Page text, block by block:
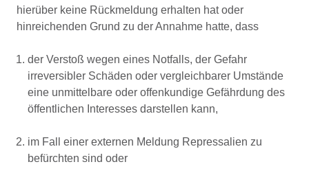
hierüber keine Rückmeldung erhalten hat oder
hinreichenden Grund zu der Annahme hatte, dass
der Verstoß wegen eines Notfalls, der Gefahr
irreversibler Schäden oder vergleichbarer Umstände
eine unmittelbare oder offenkundige Gefährdung des
öffentlichen Interesses darstellen kann,
im Fall einer externen Meldung Repressalien zu
befürchten sind oder